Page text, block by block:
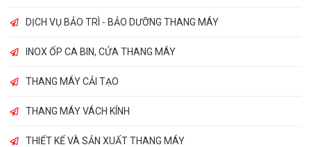
DỊCH VỤ BẢO TRÌ - BẢO DƯỠNG THANG MÁY
INOX ỐP CA BIN, CỬA THANG MÁY
THANG MÁY CẢI TẠO
THANG MÁY VÁCH KÍNH
THIẾT KẾ VÀ SẢN XUẤT THANG MÁY